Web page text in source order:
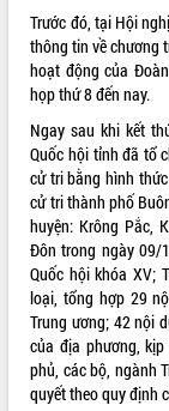
trường Nguyễn Hoàng
vùng trồng và doanh
sầu riêng tại Đắk Lắk
Trình diễn nghệ thuật
món ăn từ sầu riêng
Đắk Lắk công bố Quy
tiến đầu tư tỉnh
Ngành cá ngừ Đắk Lắk
ứng để giữ vững thị
Diễn đàn Kinh tế tư
phá cơ chế - Hợp tác
Đề án 06 tạo bước
cải cách hành chính
Kết nối tour, đẩy mạnh
để phát triển du lịch
Trước đó, tại Hội
thông tin về chương
hoạt động của
họp thứ 8 đến nay.
Ngay sau khi kết
Quốc hội tỉnh đã tổ
cử tri bằng hình
cử tri thành phố
huyện: Krông Pắc,
Đôn trong ngày 09/
Quốc hội khóa XV;
loại, tổng hợp 29
Trung ương; 42 nội
của địa phương,
phủ, các bộ, ngành
quyết theo quy định